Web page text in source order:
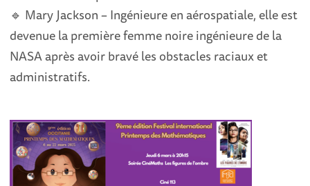
🔹 Mary Jackson – Ingénieure en aérospatiale, elle est
devenue la première femme noire ingénieure de la
NASA après avoir bravé les obstacles raciaux et
administratifs.